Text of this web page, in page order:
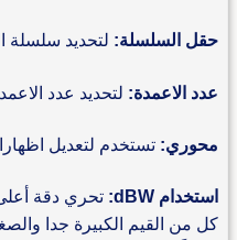
حقل السلسلة: لتحديد سلسلة
عدد الاعمدة: لتحديد عدد
محوري: تستخدم لتعديل
استخدام dBW:
تحري دقة
كل من القيم الكبيرة جدا